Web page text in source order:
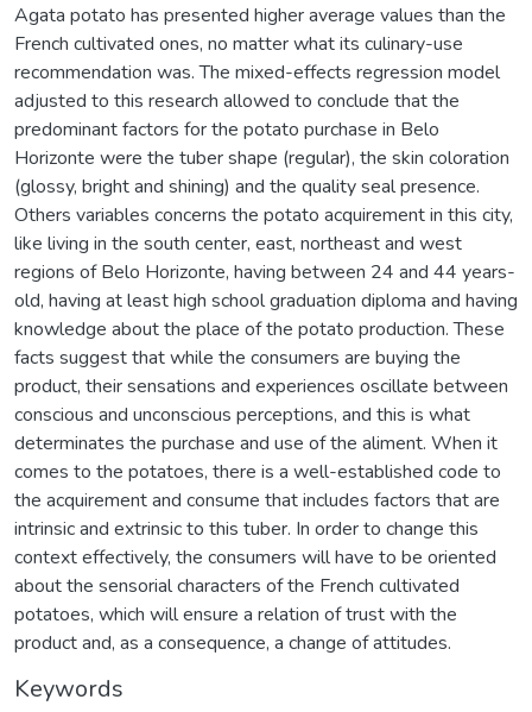
Agata potato has presented higher average values than the
French cultivated ones, no matter what its culinary-use
recommendation was. The mixed-effects regression model
adjusted to this research allowed to conclude that the
predominant factors for the potato purchase in Belo
Horizonte were the tuber shape (regular), the skin coloration
(glossy, bright and shining) and the quality seal presence.
Others variables concerns the potato acquirement in this city,
like living in the south center, east, northeast and west
regions of Belo Horizonte, having between 24 and 44 years-
old, having at least high school graduation diploma and having
knowledge about the place of the potato production. These
facts suggest that while the consumers are buying the
product, their sensations and experiences oscillate between
conscious and unconscious perceptions, and this is what
determinates the purchase and use of the aliment. When it
comes to the potatoes, there is a well-established code to
the acquirement and consume that includes factors that are
intrinsic and extrinsic to this tuber. In order to change this
context effectively, the consumers will have to be oriented
about the sensorial characters of the French cultivated
potatoes, which will ensure a relation of trust with the
product and, as a consequence, a change of attitudes.
Keywords